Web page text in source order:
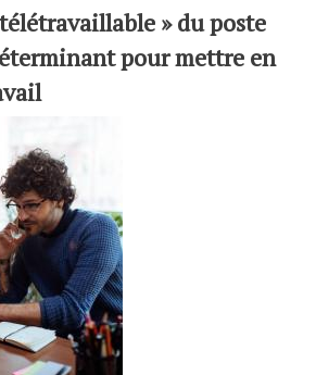
» du poste
pour mettre en